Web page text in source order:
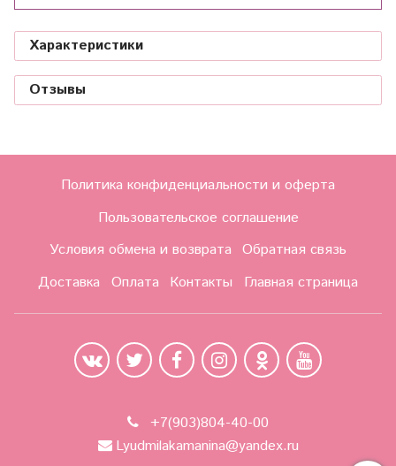
Характеристики
Отзывы
Политика конфиденциальности и оферта
Пользовательское соглашение
Условия обмена и возврата Обратная связь
Доставка
Оплата Контакты Главная страница
+7(903)804-40-00
Lyudmilakamanina@yandex.ru